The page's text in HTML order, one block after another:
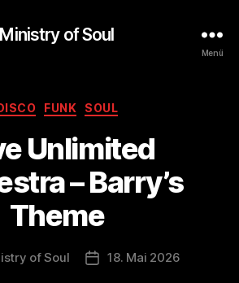
Ministry of Soul
Menü
Kategorien
FUNK SOUL
Unlimited
– Barry’s
Theme
of Soul Veröffentlichungsdatum
18. Mai 2026